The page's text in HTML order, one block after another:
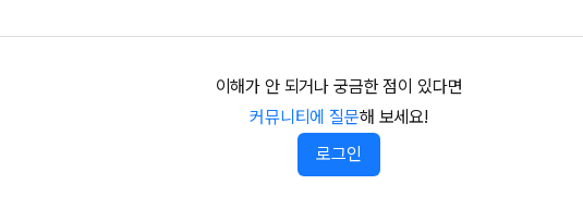
이해가 안 되거나 궁금한 점이 있다면
커뮤니티에 질문해 보세요!
로그인